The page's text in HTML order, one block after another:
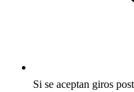
Si se aceptan giros